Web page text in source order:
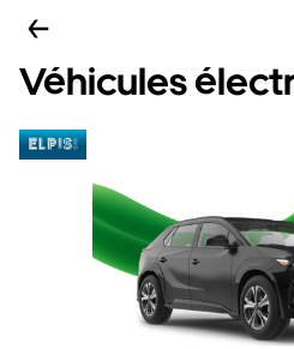
Véhicules